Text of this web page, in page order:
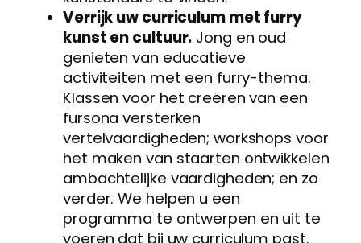
Verrijk uw curriculum met furry
kunst en cultuur. Jong en oud
genieten van educatieve
activiteiten met een furry-thema.
Klassen voor het creëren van een
fursona versterken
vertelvaardigheden; workshops voor
het maken van staarten ontwikkelen
ambachtelijke vaardigheden; en zo
verder. We helpen u een
programma te ontwerpen en uit te
voeren dat bij uw curriculum past.